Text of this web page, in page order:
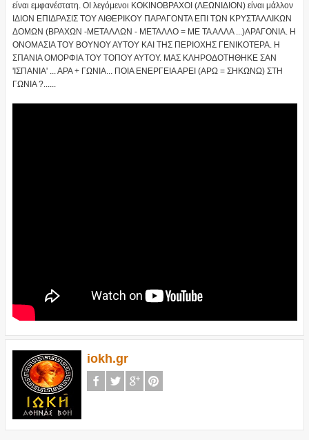
είναι εμφανέστατη. ΟΙ λεγόμενοι ΚΟΚΙΝΟΒΡΑΧΟΙ (ΛΕΩΝΙΔΙΟΝ) είναι μάλλον
ΙΔΙΟΝ ΕΠΙΔΡΑΣΙΣ ΤΟΥ ΑΙΘΕΡΙΚΟΥ ΠΑΡΑΓΟΝΤΑ ΕΠΙ ΤΩΝ ΚΡΥΣΤΑΛΛΙΚΩΝ
ΔΟΜΩΝ (ΒΡΑΧΩΝ -ΜΕΤΑΛΛΩΝ - ΜΕΤΑΛΛΟ = ΜΕ ΤΑ ΑΛΛΑ ...)ΑΡΑΓΟΝΙΑ. Η
ΟΝΟΜΑΣΙΑ ΤΟΥ ΒΟΥΝΟΥ ΑΥΤΟΥ ΚΑΙ ΤΗΣ ΠΕΡΙΟΧΗΣ ΓΕΝΙΚΟΤΕΡΑ. Η
ΣΠΑΝΙΑ ΟΜΟΡΦΙΑ ΤΟΥ ΤΟΠΟΥ ΑΥΤΟΥ. ΜΑΣ ΚΛΗΡΟΔΟΤΗΘΗΚΕ ΣΑΝ
'ΙΣΠΑΝΙΑ' ... ΑΡΑ + ΓΩΝΙΑ... ΠΟΙΑ ΕΝΕΡΓΕΙΑ ΑΡΕΙ (ΑΡΩ = ΣΗΚΩΝΩ) ΣΤΗ
ΓΩΝΙΑ ?......
iokh.gr